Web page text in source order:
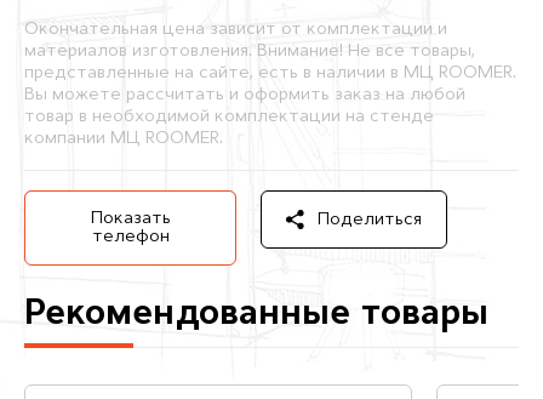
Окончательная цена зависит от комплектации и
материалов изготовления. Внимание! Не все товары,
представленные на сайте, есть в наличии в МЦ ROOMER.
Вы можете рассчитать и оформить заказ на любой
товар в необходимой комплектации на стенде
компании МЦ ROOMER.
Показать
телефон
Поделиться
Рекомендованные товары